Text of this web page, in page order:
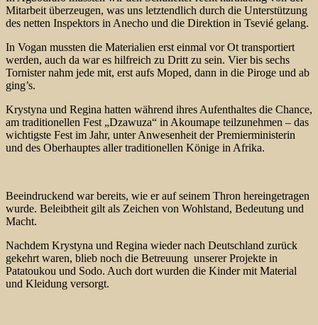
Mitarbeit überzeugen, was uns letztendlich durch die Unterstützung
des netten Inspektors in Anecho und die Direktion in Tsevié gelang.
In Vogan mussten die Materialien erst einmal vor Ot transportiert
werden, auch da war es hilfreich zu Dritt zu sein. Vier bis sechs
Tornister nahm jede mit, erst aufs Moped, dann in die Piroge und ab
ging’s.
Krystyna und Regina hatten während ihres Aufenthaltes die Chance,
am traditionellen Fest „Dzawuza“ in Akoumape teilzunehmen – das
wichtigste Fest im Jahr, unter Anwesenheit der Premierministerin
und des Oberhauptes aller traditionellen Könige in Afrika.
Beeindruckend war bereits, wie er auf seinem Thron hereingetragen
wurde. Beleibtheit gilt als Zeichen von Wohlstand, Bedeutung und
Macht.
Nachdem Krystyna und Regina wieder nach Deutschland zurück
gekehrt waren, blieb noch die Betreuung unserer Projekte in
Patatoukou und Sodo. Auch dort wurden die Kinder mit Material
und Kleidung versorgt.